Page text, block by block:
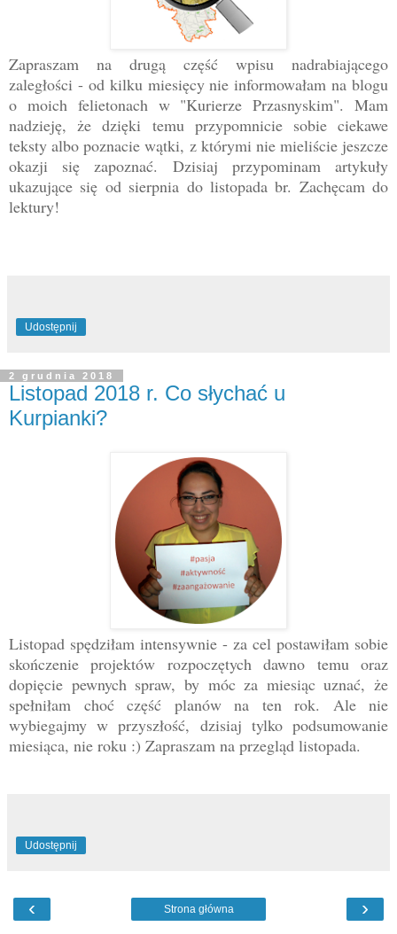
Zapraszam na drugą część wpisu nadrabiającego
zaległości - od kilku miesięcy nie informowałam na blogu
o moich felietonach w "Kurierze Przasnyskim". Mam
nadzieję, że dzięki temu przypomnicie sobie ciekawe
teksty albo poznacie wątki, z którymi nie mieliście jeszcze
okazji się zapoznać. Dzisiaj przypominam artykuły
ukazujące się od sierpnia do listopada br. Zachęcam do
lektury!
Udostępnij
2 grudnia 2018
Listopad 2018 r. Co słychać u
Kurpianki?
Listopad spędziłam intensywnie - za cel postawiłam sobie
skończenie projektów rozpoczętych dawno temu oraz
dopięcie pewnych spraw, by móc za miesiąc uznać, że
spełniłam choć część planów na ten rok. Ale nie
wybiegajmy w przyszłość, dzisiaj tylko podsumowanie
miesiąca, nie roku :) Zapraszam na przegląd listopada.
Udostępnij
‹ ›
Strona główna